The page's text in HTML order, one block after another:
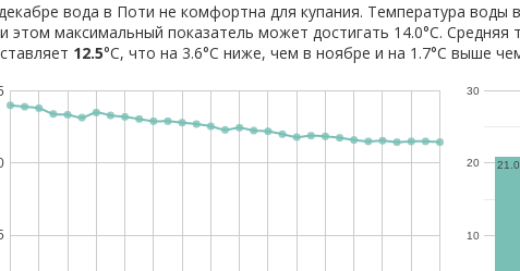
вода в Поти не комфортна для купания. Температура воды
этом максимальный показатель может достигать 14.0°C. Средняя
12.5°C, что на 3.6°C ниже, чем в ноябре и на 1.7°C выше
10
20
30